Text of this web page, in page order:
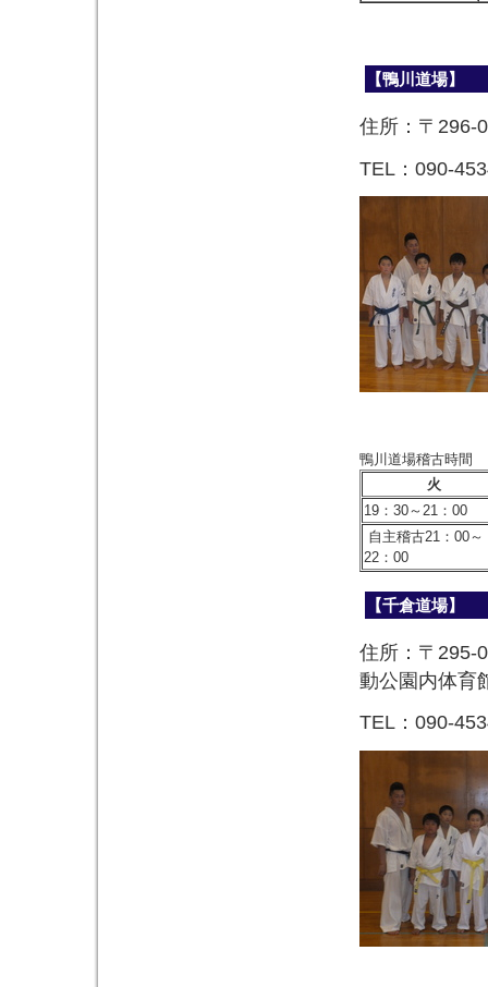
【鴨川道場】
住所：〒
TEL：090-
鴨川道場稽古時間
火
19：30～21：00
自主稽古21：00～
22：00
【千倉道場】
住所：〒
動公園内体育
TEL：090-